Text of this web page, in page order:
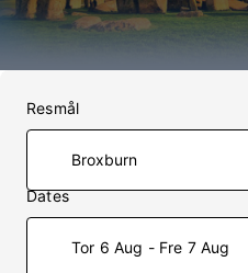
Resmål
Dates
Tor 6 Aug - Fre 7 Aug